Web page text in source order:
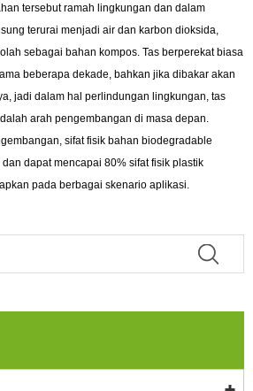
tersebut ramah lingkungan dan dalam
terurai menjadi air dan karbon dioksida,
sebagai bahan kompos. Tas berperekat biasa
beberapa dekade, bahkan jika dibakar akan
jadi dalam hal perlindungan lingkungan, tas
arah pengembangan di masa depan.
sifat fisik bahan biodegradable
dapat mencapai 80% sifat fisik plastik
pada berbagai skenario aplikasi.